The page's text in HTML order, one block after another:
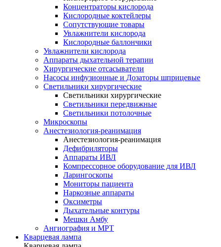
Концентраторы кислорода
Кислородные коктейлеры
Сопутствующие товары
Увлажнители кислорода
Кислородные баллончики
Увлажнители кислорода
Аппараты дыхательной терапии
Хирургические отсасыватели
Насосы инфузионные и Дозаторы шприцевые
Светильники хирургические
Светильники хирургические
Светильники передвижные
Светильники потолочные
Микроскопы
Анестезиология-реанимация
Анестезиология-реанимация
Дефибриляторы
Аппараты ИВЛ
Компрессорное оборудование для ИВЛ
Ларингоскопы
Мониторы пациента
Наркозные аппараты
Оксиметры
Дыхательные контуры
Мешки Амбу
Ангиография и МРТ
Кварцевая лампа